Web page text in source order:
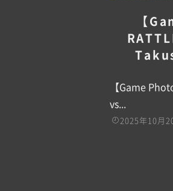
【
【Game
vs...
2025年10月